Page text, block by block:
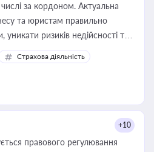
за кордоном. Актуальна
та юристам правильно
ризиків недійсності та
прийняття органами влади та
Страхова діяльність
+10
правового регулювання